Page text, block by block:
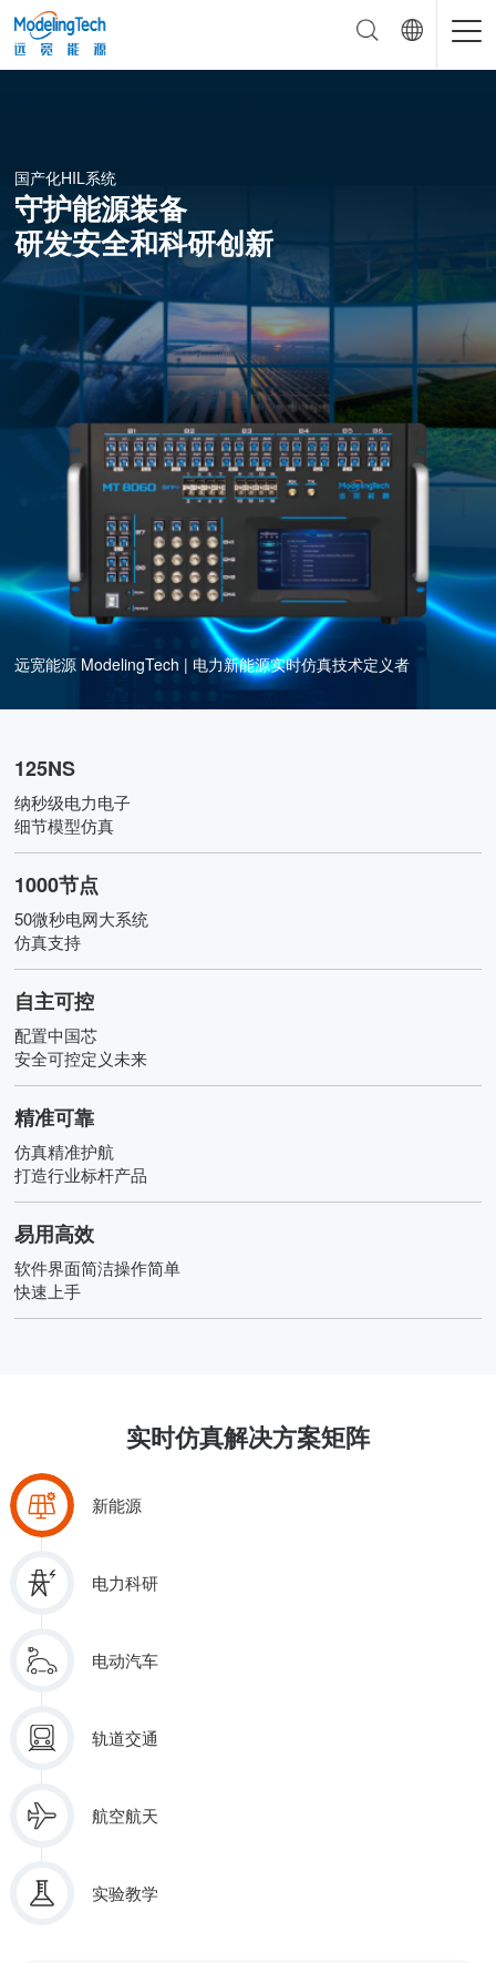
国产化HIL系统
守护能源装备
研发安全和科研创新
远宽能源 ModelingTech | 电力新能源实时仿真技术定义者
125NS
纳秒级电力电子
细节模型仿真
1000节点
50微秒电网大系统
仿真支持
自主可控
配置中国芯
安全可控定义未来
精准可靠
仿真精准护航
打造行业标杆产品
易用高效
软件界面简洁操作简单
快速上手
实时仿真解决方案矩阵
新能源
电力科研
电动汽车
轨道交通
航空航天
实验教学